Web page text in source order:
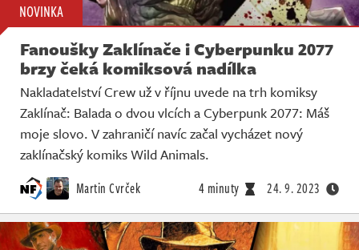
NOVINKA
Fanoušky Zaklínače i Cyberpunku 2077
brzy čeká komiksová nadílka
Nakladatelství Crew už v říjnu uvede na trh komiksy
Zaklínač: Balada o dvou vlcích a Cyberpunk 2077: Máš
moje slovo. V zahraničí navíc začal vycházet nový
zaklínačský komiks Wild Animals.
Martin Cvrček 4 minuty 24. 9. 2023